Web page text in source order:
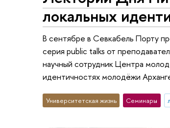
локальных
В сентябре в Севкабель Порту
серия public talks от
научный сотрудник Центра
идентичностях молодёжи
Университетская жизнь Семинары